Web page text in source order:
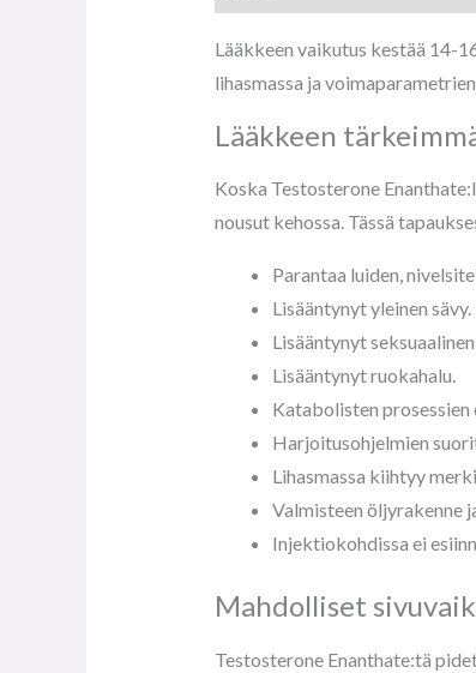
Lääkkeen vaikutus kestää 14-
lihasmassa ja voimaparametrien
Lääkkeen
Koska Testosterone
nousut kehossa. Tässä
Parantaa luiden,
Lisääntynyt yleinen
Lisääntynyt
Lisääntynyt ruokahalu.
Katabolisten prosessien
Harjoitusohjelmien
Lihasmassa kiihtyy
Valmisteen
Injektiokohdissa ei
Mahdolliset
Testosterone Enanthate:tä